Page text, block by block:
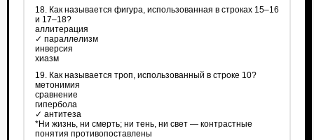
18. Как называется фигура, использованная в строках 15–16
и 17–18?
аллитерация
✓ параллелизм
инверсия
хиазм
19. Как называется троп, использованный в строке 10?
метонимия
сравнение
гипербола
✓ антитеза
*Ни жизнь, ни смерть; ни тень, ни свет — контрастные
понятия противопоставлены